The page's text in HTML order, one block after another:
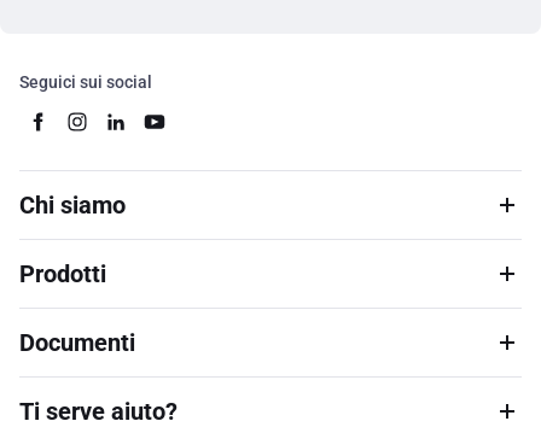
Seguici sui social
Chi siamo
Prodotti
Documenti
Ti serve aiuto?